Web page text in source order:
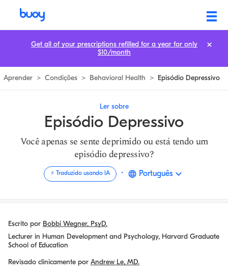
Aprender > Condições > Behavioral Health > Episódio Depressivo
Ler sobre
Episódio Depressivo
Você apenas se sente deprimido ou está tendo um
episódio depressivo?
⚡️ Traduzido usando IA · Português
Escrito por Bobbi Wegner, PsyD.
Lecturer in Human Development and Psychology, Harvard Graduate
School of Education
Revisado clinicamente por Andrew Le, MD.
Get all of your prescriptions refilled for a year for only
$10/month